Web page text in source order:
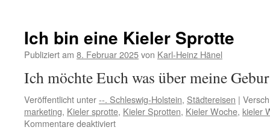
Sommer
Wochenende
am
Ich bin eine Kieler Sprotte
Publiziert am 8. Februar 2025von Karl-Heinz Hänel
Ich möchte Euch was über meine
Veröffentlicht unter--. Schleswig-Holstein, Städtereisen |
marketing, Kieler sprotte, Kieler Sprotten, Kieler Woche, kieler
Kommentare deaktiviertfür